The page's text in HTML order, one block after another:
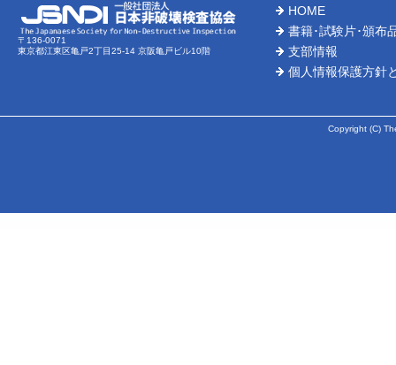
〒136-0071
東京都江東区亀戸2丁目25-14 京阪亀戸ビル10階
HOME
書籍･試験片･頒布
支部情報
個人情報保護方針
Copyright (C)